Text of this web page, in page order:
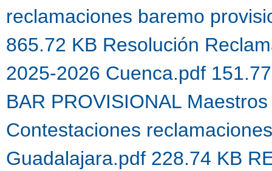
reclamaciones baremo
865.72 KB Resolución
2025-2026 Cuenca.pdf
BAR PROVISIONAL
Contestaciones
Guadalajara.pdf 228.74 KB